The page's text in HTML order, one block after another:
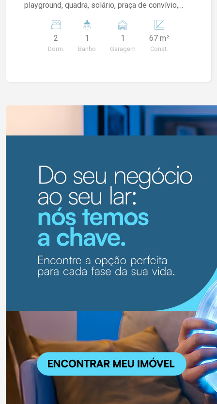
playground, quadra, solário, praça de convívio,
churrasqueira na varanda.
2
Dorm.
1
Banho
1
Garagem
67 m²
Const.